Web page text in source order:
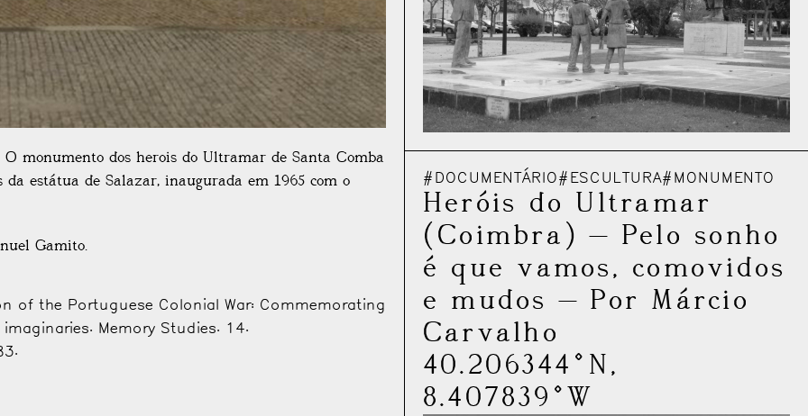
monumento dos herois do Ultramar de Santa Comba
estátua de Salazar, inaugurada em 1965 com o
Gamito.
of the Portuguese Colonial War: Commemorating
Memory Studies. 14.
#DOCUMENTÁRIO#ESCULTURA#MONUMENTO
Heróis do Ultramar
(Coimbra) — Pelo sonho
é que vamos, comovidos
e mudos —Por Márcio
Carvalho
40.206344°N,
8.407839°W